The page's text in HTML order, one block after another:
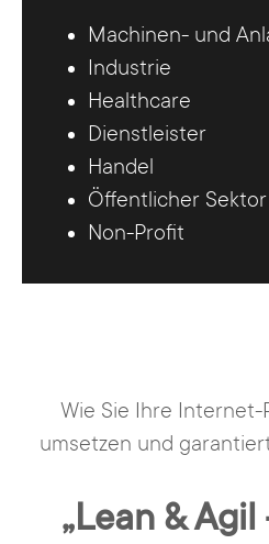
Machinen- und
Industrie
Healthcare
Dienstleister
Handel
Öffentlicher Sektor
Non-Profit
Wie Sie Ihre
umsetzen und
„Lean &